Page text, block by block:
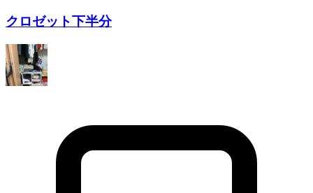
クロゼット下半分